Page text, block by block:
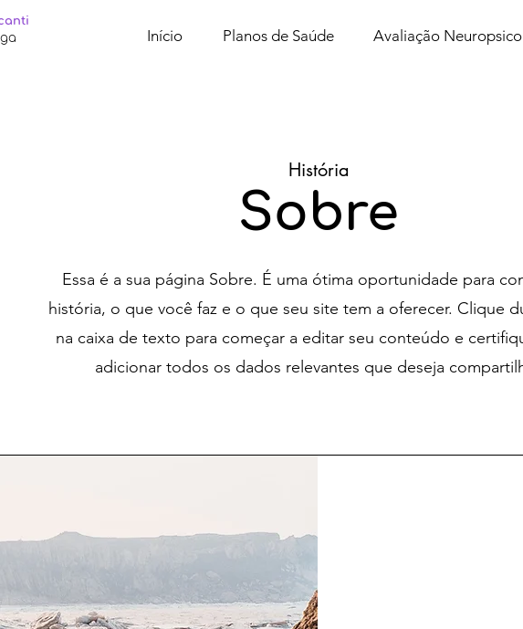
Início Planos de Saúde Avaliação
História
Sobre
​Essa é a sua página Sobre. É uma ótima oportunidade para
história, o que você faz e o que seu site tem a oferecer. Clique
na caixa de texto para começar a editar seu conteúdo e
adicionar todos os dados relevantes que deseja